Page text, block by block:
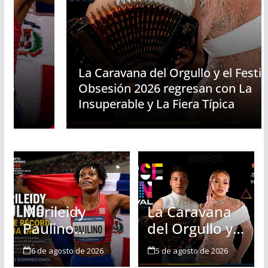
La Caravana del Orgullo y el Festival
Obsesión 2026 regresan con La
Insuperable y La Fiera Típica
Marileidy
Paulino
rompe récord
y conquista el
6 de agosto de 2026
La Caravana
del Orgullo y
el Festival
Obsesión
5 de agosto de 2026